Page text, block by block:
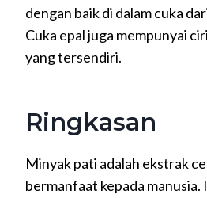
dengan baik di dalam cuka
Cuka epal juga mempunyai
yang tersendiri.
Ringkasan
Minyak pati adalah ekstrak
bermanfaat kepada manusia.